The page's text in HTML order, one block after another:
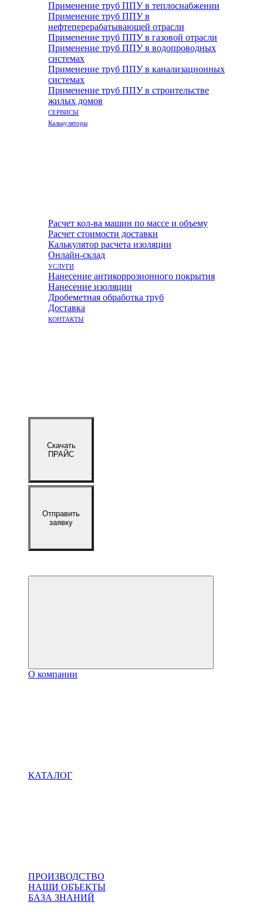
Применение труб ППУ в теплоснабжении
Применение труб ППУ в
нефтеперерабатывающей отрасли
Применение труб ППУ в газовой отрасли
Применение труб ППУ в водопроводных
системах
Применение труб ППУ в канализационных
системах
Применение труб ППУ в строительстве
жилых домов
СЕРВИСЫ
Калькуляторы
Расчет кол-ва машин по массе и объему
Расчет стоимости доставки
Калькулятор расчета изоляции
Онлайн-склад
УСЛУГИ
Нанесение антикоррозионного покрытия
Нанесение изоляции
Дробеметная обработка труб
Доставка
КОНТАКТЫ
Скачать
ПРАЙС
Отправить
заявку
О компании
КАТАЛОГ
ПРОИЗВОДСТВО
НАШИ ОБЪЕКТЫ
БАЗА ЗНАНИЙ